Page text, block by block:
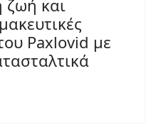
ζωή και
Paxlovid με